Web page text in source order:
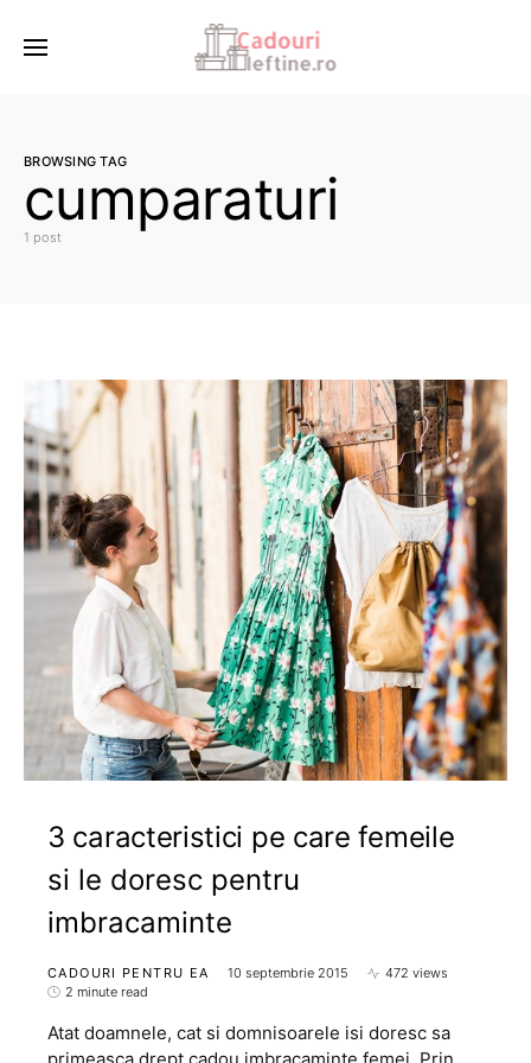
BROWSING TAG
cumparaturi
1 post
3 caracteristici pe care femeile
si le doresc pentru
imbracaminte
CADOURI PENTRU EA 10 septembrie 2015
472 views
2 minute read
Atat doamnele, cat si domnisoarele isi doresc sa